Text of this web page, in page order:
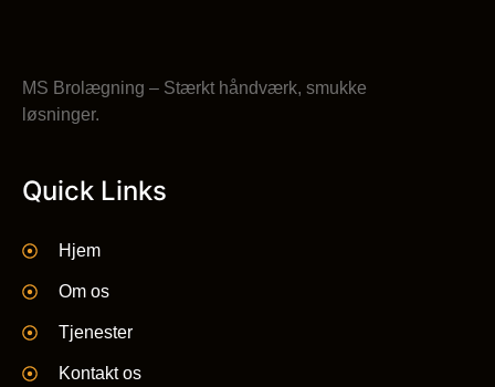
MS Brolægning – Stærkt håndværk, smukke
løsninger.
Quick Links
Hjem
Om os
Tjenester
Kontakt os